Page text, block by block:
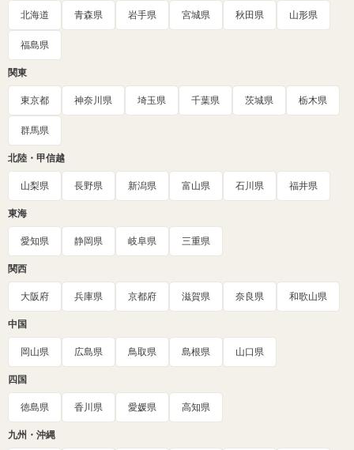
北海道 青森県 岩手県 宮城県 秋田県 山形県
福島県
関東
東京都 神奈川県 埼玉県 千葉県 茨城県 栃木県
群馬県
北陸・甲信越
山梨県 長野県 新潟県 富山県 石川県 福井県
東海
愛知県 静岡県 岐阜県 三重県
関西
大阪府 兵庫県 京都府 滋賀県 奈良県 和歌山県
中国
岡山県 広島県 鳥取県 島根県 山口県
四国
徳島県 香川県 愛媛県 高知県
九州・沖縄